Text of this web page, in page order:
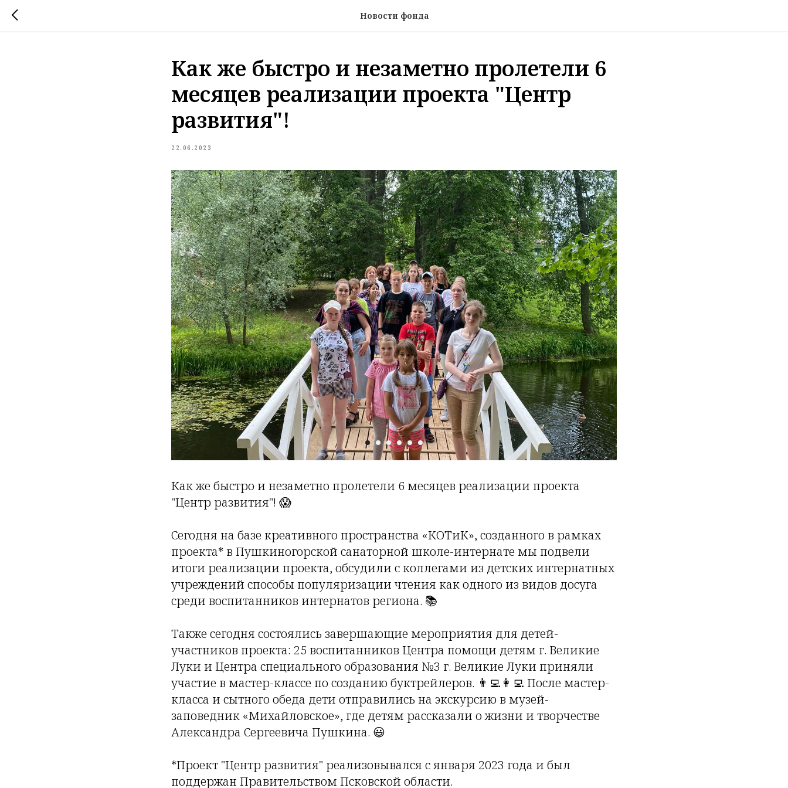
Новости фонда
Как же быстро и незаметно пролетели 6
месяцев реализации проекта "Центр
развития"!
22.06.2023
Как же быстро и незаметно пролетели 6 месяцев реализации проекта
"Центр развития"! 😱
Сегодня на базе креативного пространства «КОТиК», созданного в рамках
проекта* в Пушкиногорской санаторной школе-интернате мы подвели
итоги реализации проекта, обсудили с коллегами из детских интернатных
учреждений способы популяризации чтения как одного из видов досуга
среди воспитанников интернатов региона. 📚
Также сегодня состоялись завершающие мероприятия для детей-
участников проекта: 25 воспитанников Центра помощи детям г. Великие
Луки и Центра специального образования №3 г. Великие Луки приняли
участие в мастер-классе по созданию буктрейлеров. 👨‍💻👩‍💻 После мастер-
класса и сытного обеда дети отправились на экскурсию в музей-
заповедник «Михайловское», где детям рассказали о жизни и творчестве
Александра Сергеевича Пушкина. 😃
*Проект "Центр развития" реализовывался с января 2023 года и был
поддержан Правительством Псковской области.